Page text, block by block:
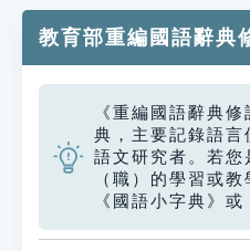
單字索引
生命大百科索引
遊戲專區
教學應用
教育部重編國語辭典
《重編國語辭典
典，主要記錄語言
語文研究者。若您
（職）的學習或
《國語小字典》